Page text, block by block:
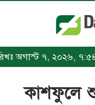
অগাস্ট ৭, ২০২৬,
কাশফুলে